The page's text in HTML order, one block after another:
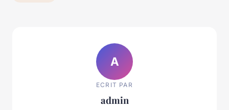
A
ECRIT PAR
admin